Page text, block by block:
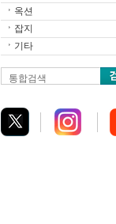
옥션
잡지
기타
통합검색